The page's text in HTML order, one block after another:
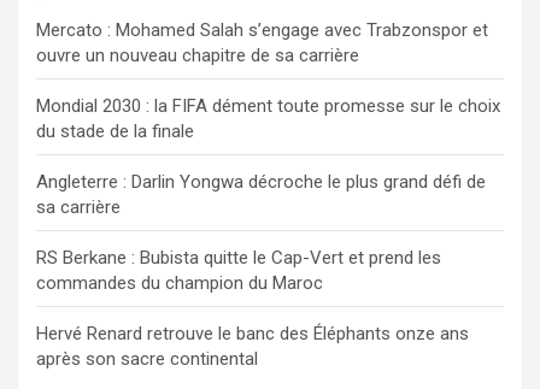
r
c
h
e
r
Mercato : Mohamed Salah s’engage avec Trabzonspor et
ouvre un nouveau chapitre de sa carrière
Mondial 2030 : la FIFA dément toute promesse sur le choix
du stade de la finale
Angleterre : Darlin Yongwa décroche le plus grand défi de
sa carrière
RS Berkane : Bubista quitte le Cap-Vert et prend les
commandes du champion du Maroc
Hervé Renard retrouve le banc des Éléphants onze ans
après son sacre continental